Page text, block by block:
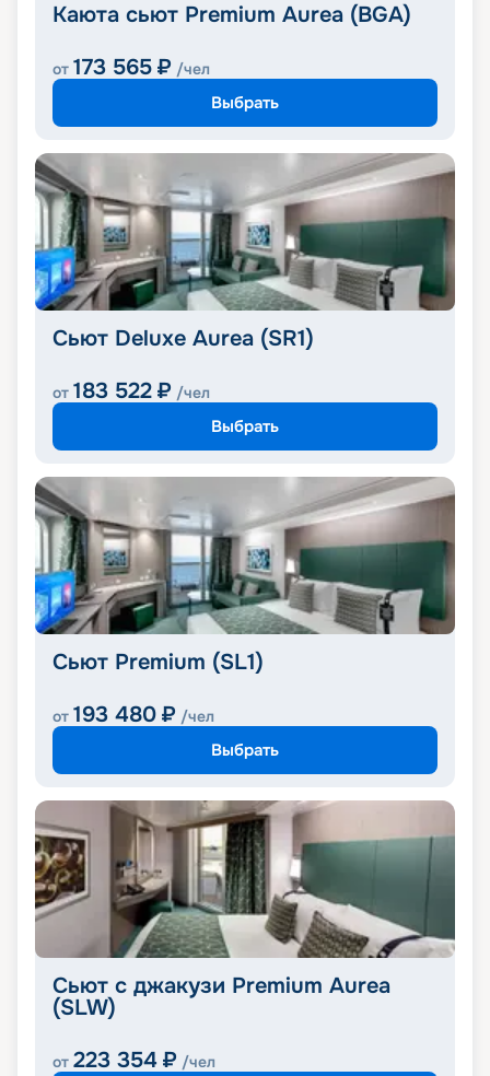
Каюта сьют Premium Aurea (BGA)
от 173 565 ₽ /чел
Выбрать
Сьют Deluxe Aurea (SR1)
от 183 522 ₽ /чел
Выбрать
Сьют Premium (SL1)
от 193 480 ₽ /чел
Выбрать
Сьют с джакузи Premium Aurea
(SLW)
от 223 354 ₽ /чел